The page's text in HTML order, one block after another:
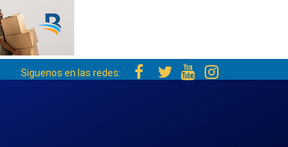
Siguenos en las redes: